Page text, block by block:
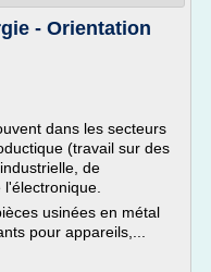
- Orientation
dans les secteurs
(travail sur des
de
usinées en métal
pour appareils,...